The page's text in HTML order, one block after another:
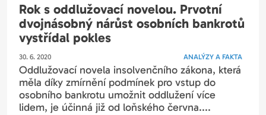
Rok s oddlužovací novelou. Prvotní
dvojnásobný nárůst osobních bankrotů
vystřídal pokles
30. 6. 2020 ANALÝZY A FAKTA
Oddlužovací novela insolvenčního zákona, která
měla díky zmírnění podmínek pro vstup do
osobního bankrotu umožnit oddlužení více
lidem, je účinná již od loňského června....